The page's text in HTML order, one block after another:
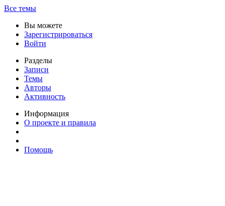
Все темы
Вы можете
Зарегистрироваться
Войти
Разделы
Записи
Темы
Авторы
Активность
Информация
О проекте и правила
Помощь